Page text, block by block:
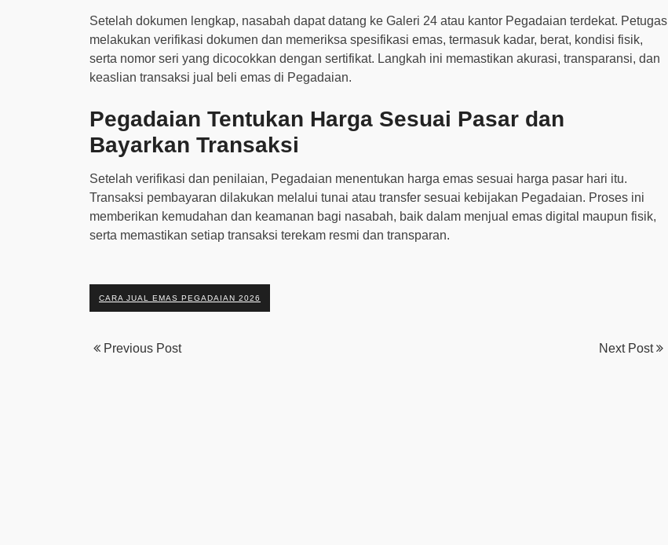
Setelah dokumen lengkap, nasabah dapat datang ke Galeri 24 atau kantor Pegadaian terdekat. Petugas
melakukan verifikasi dokumen dan memeriksa spesifikasi emas, termasuk kadar, berat, kondisi fisik,
serta nomor seri yang dicocokkan dengan sertifikat. Langkah ini memastikan akurasi, transparansi, dan
keaslian transaksi jual beli emas di Pegadaian.
Pegadaian Tentukan Harga Sesuai Pasar dan
Bayarkan Transaksi
Setelah verifikasi dan penilaian, Pegadaian menentukan harga emas sesuai harga pasar hari itu.
Transaksi pembayaran dilakukan melalui tunai atau transfer sesuai kebijakan Pegadaian. Proses ini
memberikan kemudahan dan keamanan bagi nasabah, baik dalam menjual emas digital maupun fisik,
serta memastikan setiap transaksi terekam resmi dan transparan.
CARA JUAL EMAS PEGADAIAN 2026
Previous Post Next Post